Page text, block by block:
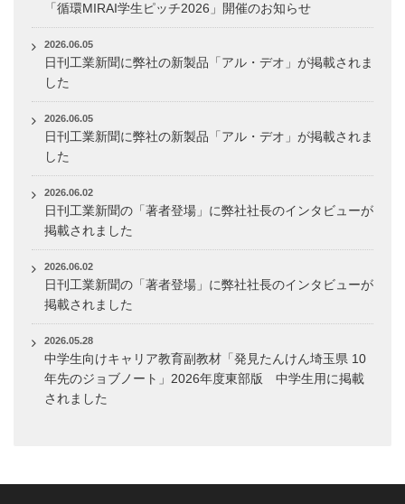
「循環MIRAI学生ピッチ2026」開催のお知らせ
2026.06.05
日刊工業新聞に弊社の新製品「アル・デオ」が掲載されま
した
2026.06.05
日刊工業新聞に弊社の新製品「アル・デオ」が掲載されま
した
2026.06.02
日刊工業新聞の「著者登場」に弊社社長のインタビューが
掲載されました
2026.06.02
日刊工業新聞の「著者登場」に弊社社長のインタビューが
掲載されました
2026.05.28
中学生向けキャリア教育副教材「発見たんけん埼玉県 10
年先のジョブノート」2026年度東部版 中学生用に掲載
されました